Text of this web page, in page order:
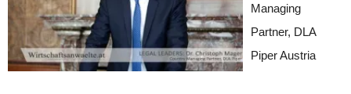
Managing
Partner, DLA
Piper Austria